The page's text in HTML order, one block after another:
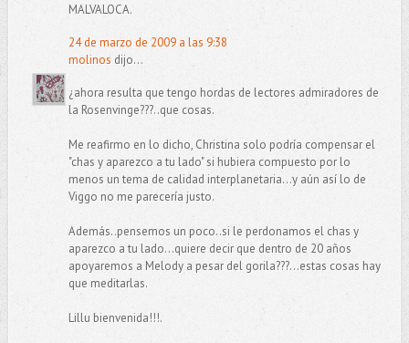
MALVALOCA.
24 de marzo de 2009 a las 9:38
molinos dijo...
¿ahora resulta que tengo hordas de lectores admiradores de
la Rosenvinge???..que cosas.
Me reafirmo en lo dicho, Christina solo podría compensar el
"chas y aparezco a tu lado" si hubiera compuesto por lo
menos un tema de calidad interplanetaria...y aún así lo de
Viggo no me parecería justo.
Además..pensemos un poco..si le perdonamos el chas y
aparezco a tu lado...quiere decir que dentro de 20 años
apoyaremos a Melody a pesar del gorila???...estas cosas hay
que meditarlas.
Lillu bienvenida!!!.